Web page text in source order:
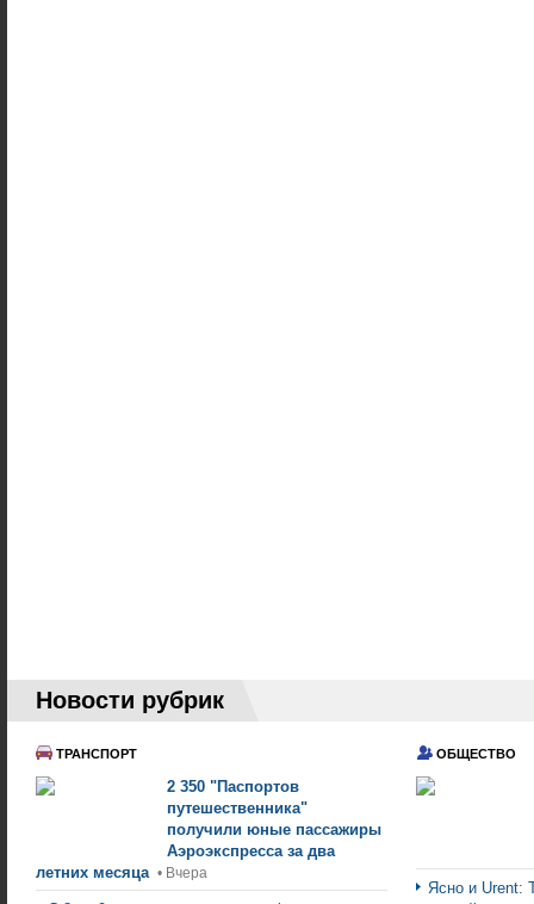
Новости рубрик
ТРАНСПОРТ
2 350 "Паспортов
путешественника"
получили юные пассажиры
Аэроэкспресса за два
летних месяца • Вчера
ОБЩЕСТВО
Ясно и Urent: